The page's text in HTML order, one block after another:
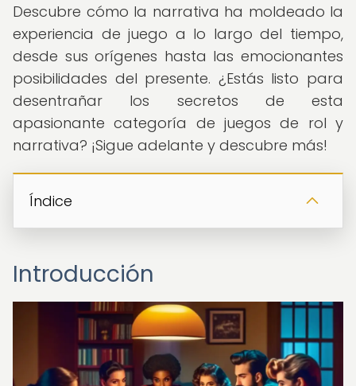
Descubre cómo la narrativa ha moldeado la
experiencia de juego a lo largo del tiempo,
desde sus orígenes hasta las emocionantes
posibilidades del presente. ¿Estás listo para
desentrañar los secretos de esta
apasionante categoría de juegos de rol y
narrativa? ¡Sigue adelante y descubre más!
Índice
Introducción